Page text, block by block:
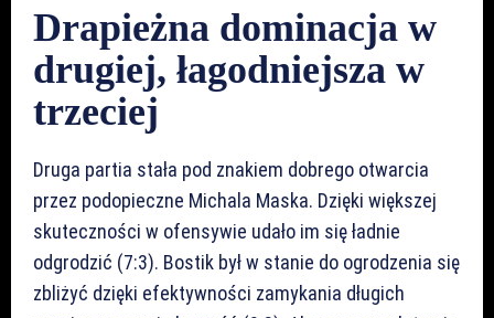
Drapieżna dominacja w
drugiej, łagodniejsza w
trzeciej
Druga partia stała pod znakiem dobrego otwarcia
przez podopieczne Michala Maska. Dzięki większej
skuteczności w ofensywie udało im się ładnie
odgrodzić (7:3). Bostik był w stanie do ogrodzenia się
zbliżyć dzięki efektywności zamykania długich